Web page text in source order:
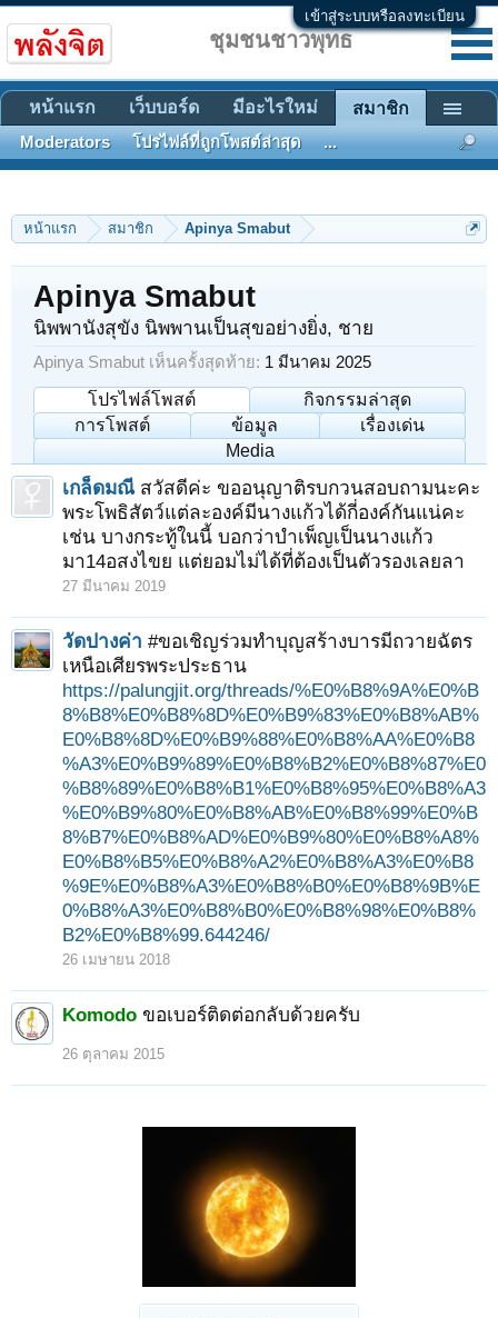
เข้าสู่ระบบหรือลงทะเบียน
หน้าแรก สมาชิก Apinya Smabut
Apinya Smabut
นิพพานังสุขัง นิพพานเป็นสุขอย่างยิ่ง, ชาย
Apinya Smabut เห็นครั้งสุดท้าย: 1 มีนาคม 2025
โปรไฟล์โพสต์
กิจกรรมล่าสุด
การโพสต์
ข้อมูล
เรื่องเด่น
Media
เกล็ดมณี สวัสดีค่ะ ขออนุญาติรบกวนสอบถามนะคะ
พระโพธิสัตว์แต่ละองค์มีนางแก้วได้กี่องค์กันแน่คะ
เช่น บางกระทู้ในนี้ บอกว่าบำเพ็ญเป็นนางแก้ว
มา14อสงไขย แต่ยอมไม่ได้ที่ต้องเป็นตัวรองเลยลา
27 มีนาคม 2019
วัดปางค่า #ขอเชิญร่วมทำบุญสร้างบารมีถวายฉัตร
เหนือเศียรพระประธาน
https://palungjit.org/threads/%E0%B8%9A%E0%B
8%B8%E0%B8%8D%E0%B9%83%E0%B8%AB%
E0%B8%8D%E0%B9%88%E0%B8%AA%E0%B8
%A3%E0%B9%89%E0%B8%B2%E0%B8%87%E0
%B8%89%E0%B8%B1%E0%B8%95%E0%B8%A3
%E0%B9%80%E0%B8%AB%E0%B8%99%E0%B
8%B7%E0%B8%AD%E0%B9%80%E0%B8%A8%
E0%B8%B5%E0%B8%A2%E0%B8%A3%E0%B8
%9E%E0%B8%A3%E0%B8%B0%E0%B8%9B%E
0%B8%A3%E0%B8%B0%E0%B8%98%E0%B8%
B2%E0%B8%99.644246/
26 เมษายน 2018
Komodo ขอเบอร์ติดต่อกลับด้วยครับ
26 ตุลาคม 2015
ชุมชนชาวพุทธ
หน้าแรก เว็บบอร์ด มีอะไรใหม่ สมาชิก
Moderators โปรไฟล์ที่ถูกโพสต์ล่าสุด ...